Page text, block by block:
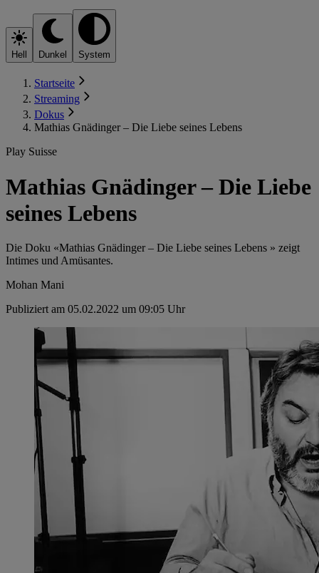
Hell Dunkel System
Startseite
Streaming
Dokus
Mathias Gnädinger – Die Liebe seines Lebens
Play Suisse
Mathias Gnädinger – Die Liebe
seines Lebens
Die Doku «Mathias Gnädinger – Die Liebe seines Lebens » zeigt
Intimes und Amüsantes.
Mohan Mani
Publiziert am 05.02.2022 um 09:05 Uhr